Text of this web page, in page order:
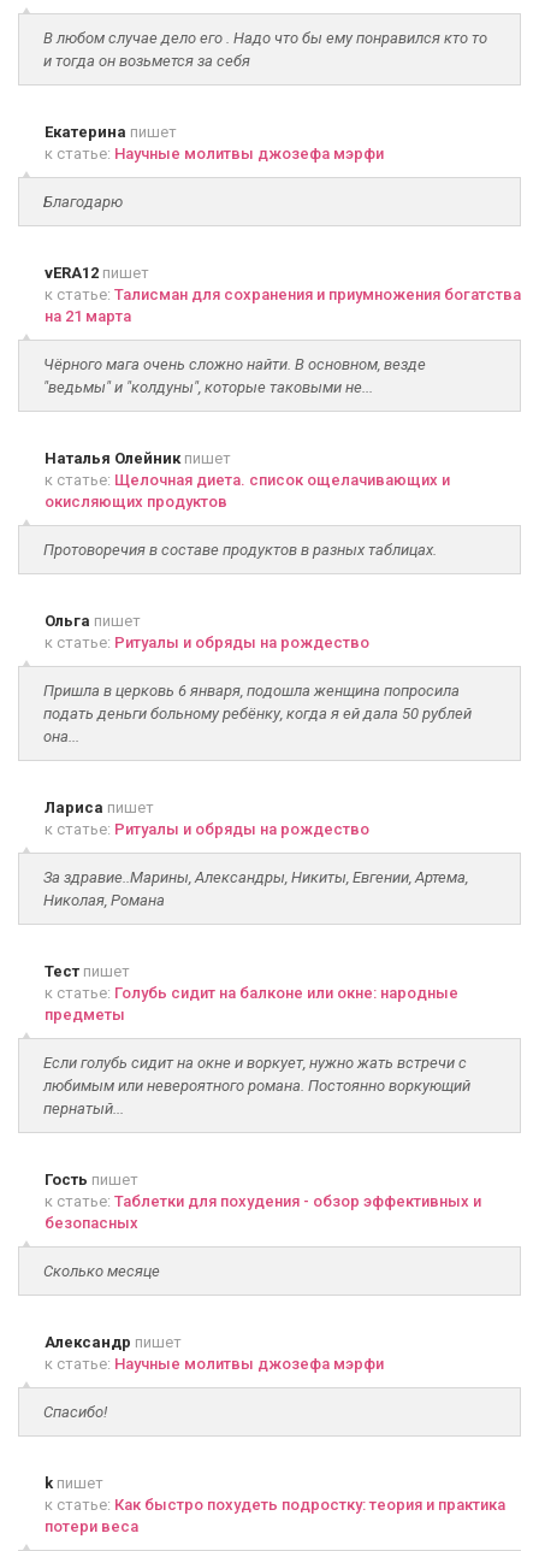
В любом случае дело его . Надо что бы ему понравился кто то
и тогда он возьмется за себя
Екатерина пишет
к статье: Научные молитвы джозефа мэрфи
Благодарю
vERA12 пишет
к статье: Талисман для сохранения и приумножения богатства
на 21 марта
Чёрного мага очень сложно найти. В основном, везде
"ведьмы" и "колдуны", которые таковыми не...
Наталья Олейникпишет
к статье: Щелочная диета. список ощелачивающих и
окисляющих продуктов
Протоворечия в составе продуктов в разных таблицах.
Ольга пишет
к статье: Ритуалы и обряды на рождество
Пришла в церковь 6 января, подошла женщина попросила
подать деньги больному ребёнку, когда я ей дала 50 рублей
она...
Лариса пишет
к статье: Ритуалы и обряды на рождество
За здравие..Марины, Александры, Никиты, Евгении, Артема,
Николая, Романа
Тест пишет
к статье: Голубь сидит на балконе или окне: народные
предметы
Если голубь сидит на окне и воркует, нужно жать встречи с
любимым или невероятного романа. Постоянно воркующий
пернатый...
Гость пишет
к статье: Таблетки для похудения - обзор эффективных и
безопасных
Сколько месяце
Александр пишет
к статье: Научные молитвы джозефа мэрфи
Спасибо!
k пишет
к статье: Как быстро похудеть подростку: теория и практика
потери веса